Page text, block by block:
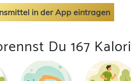
in der App eintragen
Du 167